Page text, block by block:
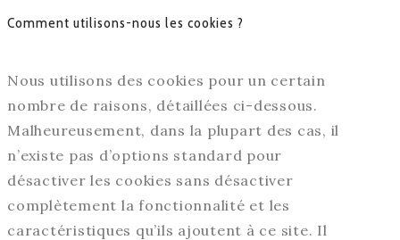
Comment utilisons-nous les cookies ?
Nous utilisons des cookies pour un certain
nombre de raisons, détaillées ci-dessous.
Malheureusement, dans la plupart des cas, il
n’existe pas d’options standard pour
désactiver les cookies sans désactiver
complètement la fonctionnalité et les
caractéristiques qu’ils ajoutent à ce site. Il